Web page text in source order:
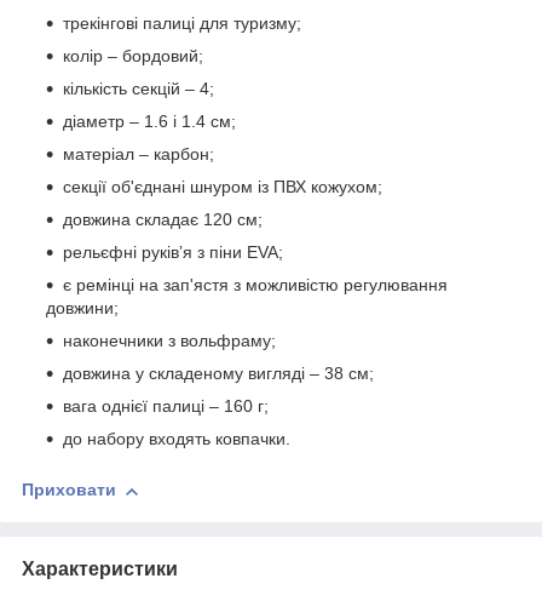
трекінгові палиці для туризму;
колір – бордовий;
кількість секцій – 4;
діаметр – 1.6 і 1.4 см;
матеріал – карбон;
секції об'єднані шнуром із ПВХ кожухом;
довжина складає 120 см;
рельєфні руківʼя з піни EVA;
є ремінці на зап'ястя з можливістю регулювання
довжини;
наконечники з вольфраму;
довжина у складеному вигляді – 38 см;
вага однієї палиці – 160 г;
до набору входять ковпачки.
Приховати
Характеристики